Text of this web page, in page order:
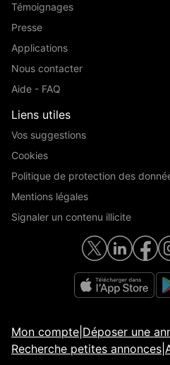
Témoignages
Presse
Applications
Nous contacter
Aide - FAQ
Liens utiles
Vos suggestions
Cookies
Politique de protection des
Mentions légales
Signaler un contenu illicite
Mon compte Déposer une
Recherche petites annonces